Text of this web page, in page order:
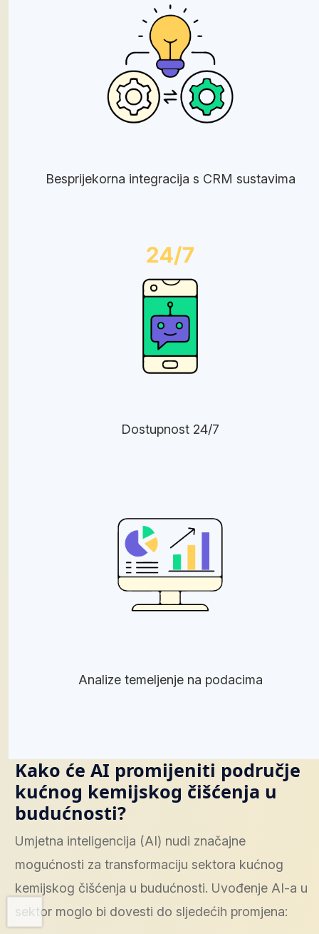
Besprijekorna integracija s CRM sustavima
Dostupnost 24/7
Analize temeljenje na podacima
Kako će AI promijeniti područje
kućnog kemijskog čišćenja u
budućnosti?
Umjetna inteligencija (AI) nudi značajne
mogućnosti za transformaciju sektora kućnog
kemijskog čišćenja u budućnosti. Uvođenje AI-a u
sektor moglo bi dovesti do sljedećih promjena: